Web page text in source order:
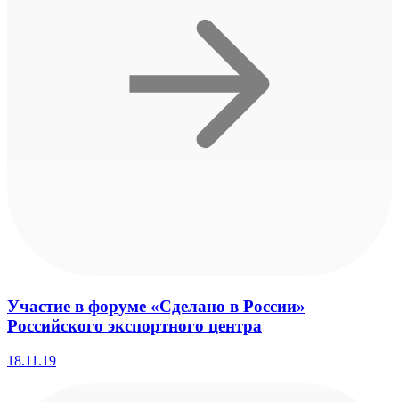
Участие в форуме «Сделано в России»
Российского экспортного центра
18.11.19